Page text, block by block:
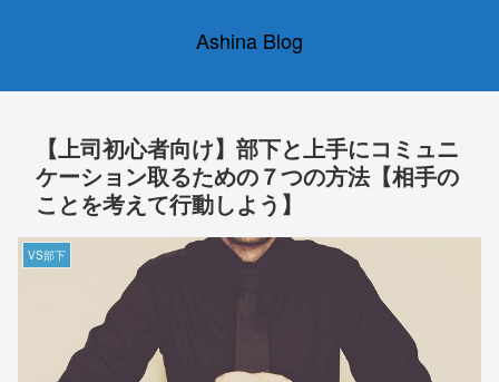
Ashina Blog
【上司初心者向け】部下と上手にコミュニ
ケーション取るための７つの方法【相手の
ことを考えて行動しよう】
VS部下